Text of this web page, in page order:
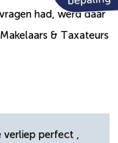
had, werd daar
& Taxateurs
verliep perfect ,